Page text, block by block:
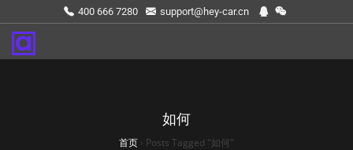
400 666 7280 support@hey-car.cn
如何
首页 › Posts Tagged "如何"